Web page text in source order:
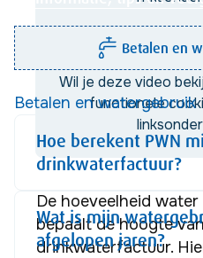
je dit doet.
Wil je deze video
functionele
Je verhuizing regelen
Opent in een nieuw
Betalen en
Betalen en watergebruik
Hoe berekent PWN
drinkwaterfactuur?
De hoeveelheid
bepaalt de hoogte
drinkwaterfactuur.
Wat is mijn
afgelopen jaren?